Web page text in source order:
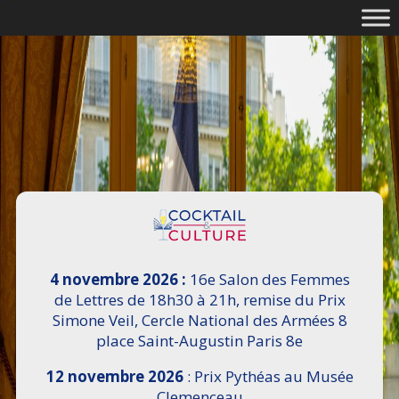
4 novembre 2026 : 16e Salon des Femmes
de Lettres de 18h30 à 21h, remise du Prix
Simone Veil, Cercle National des Armées 8
place Saint-Augustin Paris 8e
12 novembre 2026: Prix Pythéas au Musée